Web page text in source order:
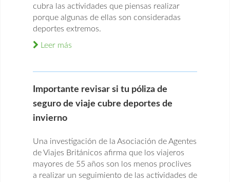
cubra las actividades que piensas realizar
porque algunas de ellas son consideradas
deportes extremos.
Leer más
Importante revisar si tu póliza de
seguro de viaje cubre deportes de
invierno
Una investigación de la Asociación de Agentes
de Viajes Británicos afirma que los viajeros
mayores de 55 años son los menos proclives
a realizar un seguimiento de las actividades de